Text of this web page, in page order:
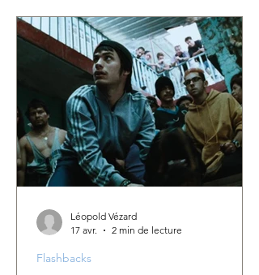
sa protagoniste, le cinéaste invite à
gratter le vernis esthétique pour
dévoiler la soif de liberté de son
héroïne, sacrifiée sur l’autel de
l’impuissance masculine.
Flashbacks
Léopold Vézard
17 avr.
2 min de lecture